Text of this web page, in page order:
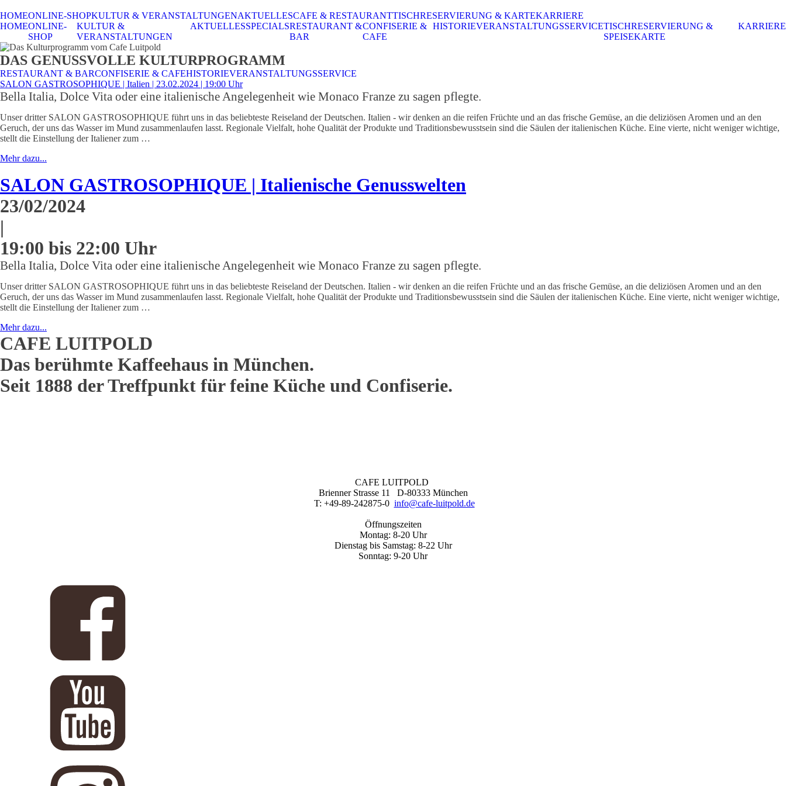
HOMEONLINE-SHOPKULTUR & VERANSTALTUNGENAKTUELLESCAFE & RESTAURANTTISCHRESERVIERUNG & KARTEKARRIERE
HOMEONLINE-
SHOP
KULTUR &
VERANSTALTUNGEN
AKTUELLESSPECIALSRESTAURANT &
BAR
CONFISERIE &
CAFE
HISTORIEVERANSTALTUNGSSERVICETISCHRESERVIERUNG &
SPEISEKARTE
KARRIERE
DAS GENUSSVOLLE KULTURPROGRAMM
RESTAURANT & BARCONFISERIE & CAFEHISTORIEVERANSTALTUNGSSERVICE
SALON GASTROSOPHIQUE | Italien | 23.02.2024 | 19:00 Uhr
Bella Italia, Dolce Vita oder eine italienische Angelegenheit wie Monaco Franze zu sagen pflegte.
Unser dritter SALON GASTROSOPHIQUE führt uns in das beliebteste Reiseland der Deutschen. Italien - wir denken an die reifen Früchte und an das frische Gemüse, an die deliziösen Aromen und an den
Geruch, der uns das Wasser im Mund zusammenlaufen lasst. Regionale Vielfalt, hohe Qualität der Produkte und Traditionsbewusstsein sind die Säulen der italienischen Küche. Eine vierte, nicht weniger wichtige,
stellt die Einstellung der Italiener zum …
Mehr dazu...
SALON GASTROSOPHIQUE | Italienische Genusswelten
23/02/2024
|
19:00 bis 22:00 Uhr
Bella Italia, Dolce Vita oder eine italienische Angelegenheit wie Monaco Franze zu sagen pflegte.
Unser dritter SALON GASTROSOPHIQUE führt uns in das beliebteste Reiseland der Deutschen. Italien - wir denken an die reifen Früchte und an das frische Gemüse, an die deliziösen Aromen und an den
Geruch, der uns das Wasser im Mund zusammenlaufen lasst. Regionale Vielfalt, hohe Qualität der Produkte und Traditionsbewusstsein sind die Säulen der italienischen Küche. Eine vierte, nicht weniger wichtige,
stellt die Einstellung der Italiener zum …
Mehr dazu...
CAFE LUITPOLD
Das berühmte Kaffeehaus in München.
Seit 1888 der Treffpunkt für feine Küche und Confiserie.
CAFE LUITPOLD
Brienner Strasse 11 D-80333 München
T: +49-89-242875-0 info@cafe-luitpold.de
Öffnungszeiten
Montag: 8-20 Uhr
Dienstag bis Samstag: 8-22 Uhr
Sonntag: 9-20 Uhr